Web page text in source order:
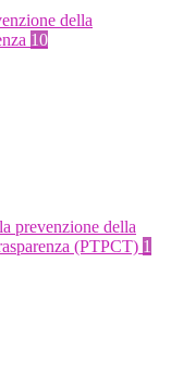
della
10
prevenzione della
(PTPCT) 1